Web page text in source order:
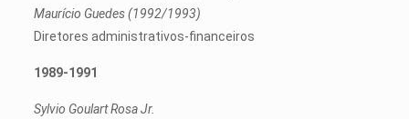
Maurício Guedes (1992/1993)
Diretores administrativos-financeiros
1989-1991
Sylvio Goulart Rosa Jr.